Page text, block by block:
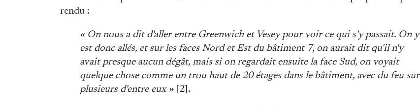
rendu :
« On nous a dit d'aller entre Greenwich et Vesey pour voir ce qui s'y passait. On y
est donc allés, et sur les faces Nord et Est du bâtiment 7, on aurait dit qu'il n'y
avait presque aucun dégât, mais si on regardait ensuite la face Sud, on voyait
quelque chose comme un trou haut de 20 étages dans le bâtiment, avec du feu sur
plusieurs d'entre eux »[2].